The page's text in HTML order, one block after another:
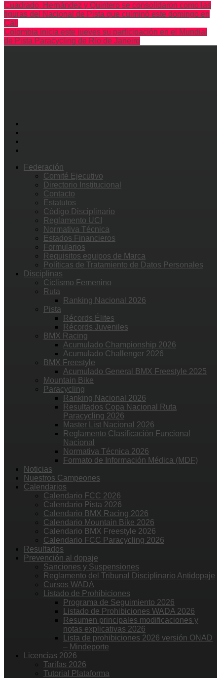
Cuadrado, Hernández y Quintero se consolidaron como las
figuras del Nacional de Pista que culminó este domingo en
Cali
Colombia inicia este jueves su participación en el Mundial
de Pista Paracycling de Río de Janeiro
Federación
Comité Ejecutivo
Directorio Institucional
Contacto
Estatutos
Código Disciplinario
Reglamento UCI
Normativa Técnica
Estados Financieros
Formularios
Requisitos equipos de Marca
Políticas de Tratamiento de Datos Personales
Disciplinas
Ciclismo Femenino
Ruta
Ranking Nacional 2026
Pista
Récords Élites
Récords Juveniles
BMX Racing
Acumulado Championship 2026
Acumulado Challenger 2026
BMX Freestyle
Acumulado General BMX Freestyle 2025
Mountain Bike
Paracycling
Ranking Nacional 2026
Resultados Copa Nacional Ruta
Paracycling 2026
Master List Nacional 2026
Reglamento Clasificación Funcional
Nacional
Normativa Técnica 2026
Formato de Información Médica (MDF)
Noticias
Nuestros Campeones
Calendarios
Calendario FCC 2026
Calendario Pista 2026
Calendario BMX Racing 2026
Calendario Mountain Bike 2026
Calendario BMX Freestyle 2026
Calendario FCC Paracycling 2026
Resultados
Prevención al dopaje
Sanciones y Suspensiones
Reglamento del Tribunal Disciplinario Antidopaje
Cursos WADA
Listado de Prohibiciones
Programa de Seguimiento 2026
Listado de Prohibiciones WADA 2026
Resumen principales modificaciones y
notas explicativas 2026
Lista de prohibiciones 2026 versión ONAD
– Mindeporte
Licencias 2026
Tarifas 2026
Tutorial Plataforma